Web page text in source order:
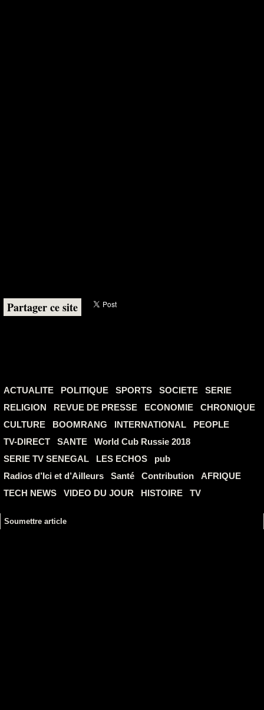
Partager ce site
ACTUALITE POLITIQUE SPORTS SOCIETE
SERIE
RELIGION
REVUE DE PRESSE ECONOMIE
CHRONIQUE
CULTURE
BOOMRANG INTERNATIONAL
PEOPLE
TV-DIRECT
SANTE
World Cub Russie 2018
SERIE TV SENEGAL
LES ECHOS
pub
Radios d’Ici et d’Ailleurs
Santé Contribution
AFRIQUE
TECH NEWS
VIDEO DU JOUR HISTOIRE TV
Soumettre article